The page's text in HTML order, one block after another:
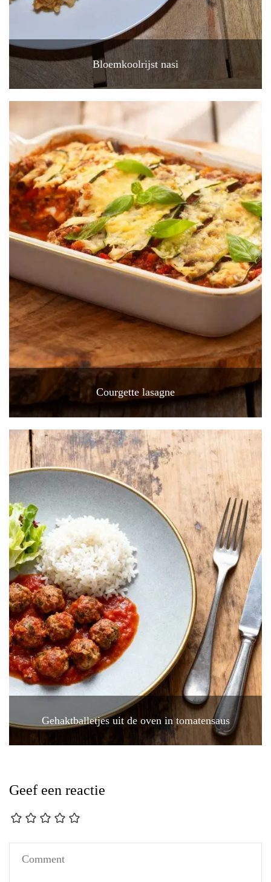
Bloemkoolrijst nasi
Courgette lasagne
Gehaktballetjes uit de oven in tomatensaus
Geef een reactie